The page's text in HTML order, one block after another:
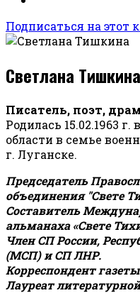
Подписаться на этот
Светлана Тишкина
Писатель, поэт,
Родилась 15.02.1963 г.
области в семье
г. Луганске.
Председатель
объединения "Свете
Составитель
альманаха «Свете
Член СП России,
(МСП) и СП ЛНР.
Корреспондент
Лауреат